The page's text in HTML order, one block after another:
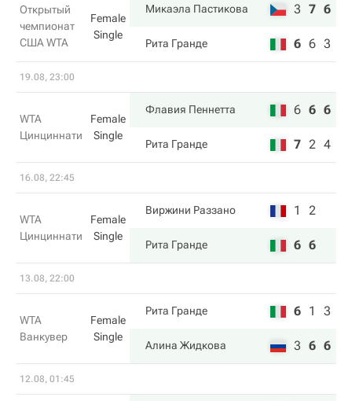
Открытый
чемпионат
США WTA
Female
Single
Микаэла Пастикова 3 7 6
Рита Гранде 6 6 3
19.08, 23:00
WTA
Цинциннати
Female
Single
Флавия Пеннетта 6 6 6
Рита Гранде 7 2 4
16.08, 22:45
WTA
Цинциннати
Female
Single
Виржини Раззано 1 2
Рита Гранде 6 6
13.08, 22:00
WTA
Ванкувер
Female
Single
Рита Гранде 6 1 3
Алина Жидкова 3 6 6
12.08, 01:45